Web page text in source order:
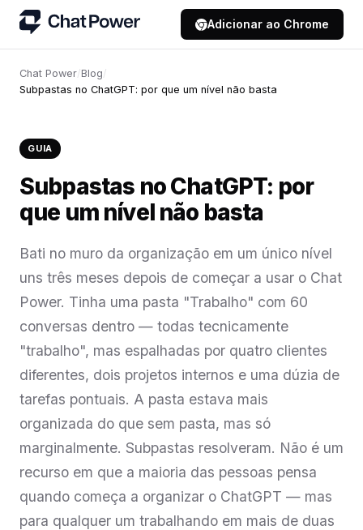
Adicionar ao Chrome
Chat Power/Blog/
Subpastas no ChatGPT: por que um nível não basta
GUIA
Subpastas no ChatGPT: por
que um nível não basta
Bati no muro da organização em um único nível
uns três meses depois de começar a usar o Chat
Power. Tinha uma pasta "Trabalho" com 60
conversas dentro — todas tecnicamente
"trabalho", mas espalhadas por quatro clientes
diferentes, dois projetos internos e uma dúzia de
tarefas pontuais. A pasta estava mais
organizada do que sem pasta, mas só
marginalmente. Subpastas resolveram. Não é um
recurso em que a maioria das pessoas pensa
quando começa a organizar o ChatGPT — mas
para qualquer um trabalhando em mais de duas